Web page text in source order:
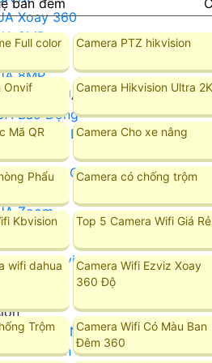
Xoay 360
2MP
4MP
8MP
DAHUA
Báo Động
Quan Sát Ban Đêm Rõ Nét
Starlight
Ban Đêm Có Màu
Ghi Âm
Zoom
Kbvision
KBVISION
KBvision
Full color
Camera PTZ hikvision
Onvif
Camera Hikvision Ultra 2K
Mã QR Camera Cho xe nâng
Phẩu
Camera có chống trộm
Kbvision
Top 5 Camera Wifi Giá Rẻ
wifi dahua
Camera Wifi Ezviz Xoay
360 Độ
Trộm
Camera Wifi Có Màu Ban
Đêm 360